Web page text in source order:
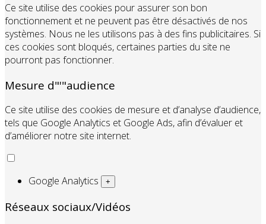
Ce site utilise des cookies pour assurer son bon
fonctionnement et ne peuvent pas être désactivés de nos
systèmes. Nous ne les utilisons pas à des fins publicitaires. Si
ces cookies sont bloqués, certaines parties du site ne
pourront pas fonctionner.
Mesure d"'"audience
Ce site utilise des cookies de mesure et d’analyse d’audience,
tels que Google Analytics et Google Ads, afin d’évaluer et
d’améliorer notre site internet.
Google Analytics +
Réseaux sociaux/Vidéos